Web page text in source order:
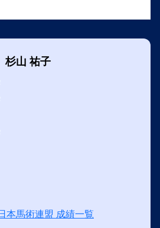
杉山 祐子
本馬術連盟 成績一覧